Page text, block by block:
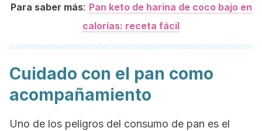
Para saber más: Pan keto de harina de coco bajo en
calorías: receta fácil
Cuidado con el pan como
acompañamiento
Uno de los peligros del consumo de pan es el